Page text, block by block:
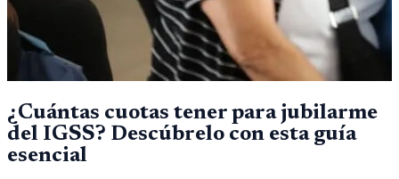
¿Cuántas cuotas tener para jubilarme
del IGSS? Descúbrelo con esta guía
esencial